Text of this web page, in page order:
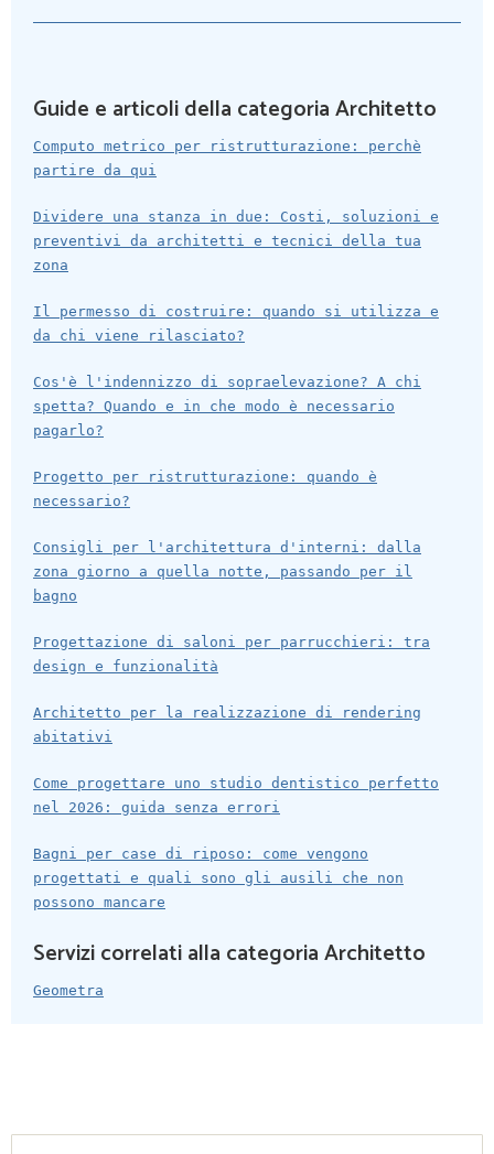
Guide e articoli della categoria Architetto
Computo metrico per ristrutturazione: perchè
partire da qui
Dividere una stanza in due: Costi, soluzioni e
preventivi da architetti e tecnici della tua
zona
Il permesso di costruire: quando si utilizza e
da chi viene rilasciato?
Cos'è l'indennizzo di sopraelevazione? A chi
spetta? Quando e in che modo è necessario
pagarlo?
Progetto per ristrutturazione: quando è
necessario?
Consigli per l'architettura d'interni: dalla
zona giorno a quella notte, passando per il
bagno
Progettazione di saloni per parrucchieri: tra
design e funzionalità
Architetto per la realizzazione di rendering
abitativi
Come progettare uno studio dentistico perfetto
nel 2026: guida senza errori
Bagni per case di riposo: come vengono
progettati e quali sono gli ausili che non
possono mancare
Servizi correlati alla categoria Architetto
Geometra